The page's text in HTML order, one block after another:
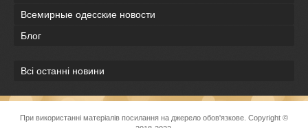
Всемирные одесские новости
Блог
Всі останні новини
При використанні матеріалів посилання на джерело обов'язкове. Copyright ©